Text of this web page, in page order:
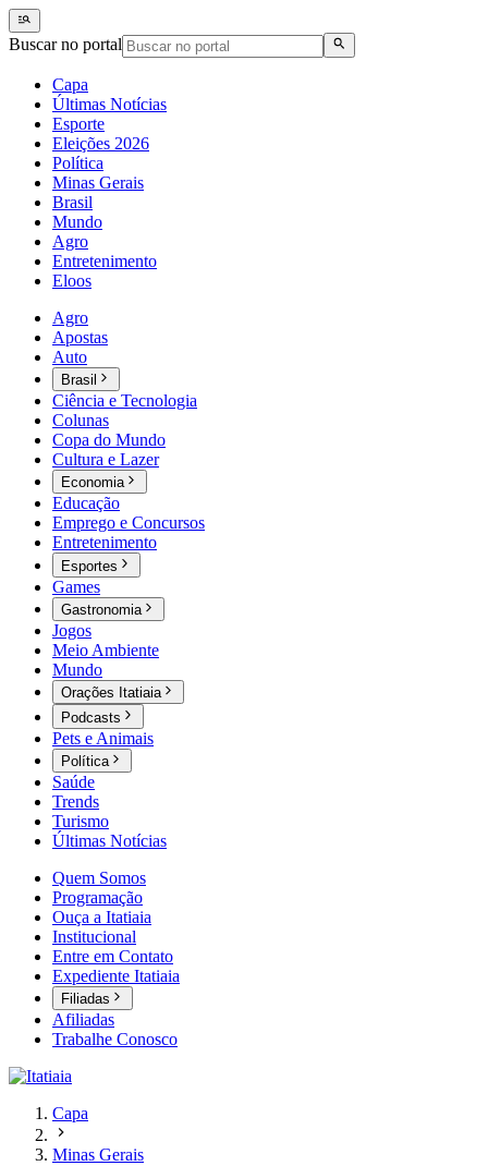
Buscar no portal
Capa
Últimas Notícias
Esporte
Eleições 2026
Política
Minas Gerais
Brasil
Mundo
Agro
Entretenimento
Eloos
Agro
Apostas
Auto
Brasil
Ciência e Tecnologia
Colunas
Copa do Mundo
Cultura e Lazer
Economia
Educação
Emprego e Concursos
Entretenimento
Esportes
Games
Gastronomia
Jogos
Meio Ambiente
Mundo
Orações Itatiaia
Podcasts
Pets e Animais
Política
Saúde
Trends
Turismo
Últimas Notícias
Quem Somos
Programação
Ouça a Itatiaia
Institucional
Entre em Contato
Expediente Itatiaia
Filiadas
Afiliadas
Trabalhe Conosco
Capa
Minas Gerais